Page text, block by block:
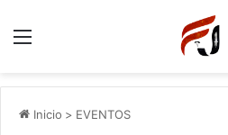
Menu
Inicio > EVENTOS